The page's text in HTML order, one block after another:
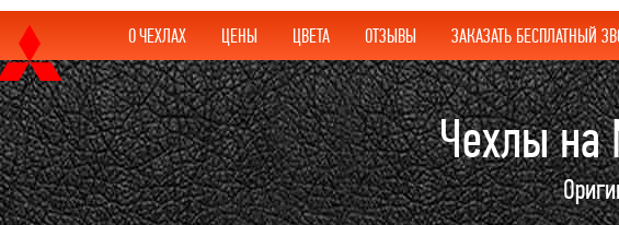
О ЧЕХЛАХ ЦЕНЫ ЦВЕТА ОТЗЫВЫ ЗАКАЗАТЬ БЕСПЛАТНЫЙ
Чехлы